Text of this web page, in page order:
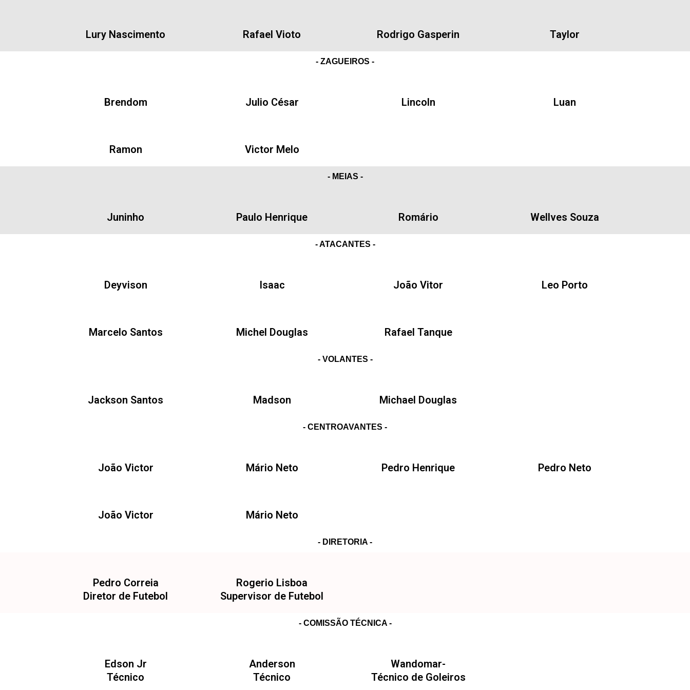
Lury Nascimento Rafael Vioto Rodrigo Gasperin Taylor
- ZAGUEIROS -
Brendom Julio César Lincoln Luan
Ramon Victor Melo
- MEIAS -
Juninho Paulo Henrique Romário Wellves Souza
- ATACANTES -
Deyvison Isaac João Vitor Leo Porto
Marcelo Santos Michel Douglas Rafael Tanque
- VOLANTES -
Jackson Santos Madson Michael Douglas
- CENTROAVANTES -
João Victor Mário Neto Pedro Henrique Pedro Neto
João Victor Mário Neto
- DIRETORIA -
Pedro Correia
Diretor de Futebol
Rogerio Lisboa
Supervisor de Futebol
- COMISSÃO TÉCNICA -
Edson Jr
Técnico
Anderson
Técnico
Wandomar-
Técnico de Goleiros